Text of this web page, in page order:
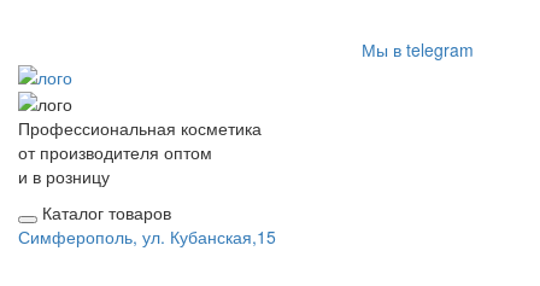
Мы в telegram
Профессиональная косметика
от производителя оптом
и в розницу
Каталог товаров
Симферополь, ул. Кубанская,15